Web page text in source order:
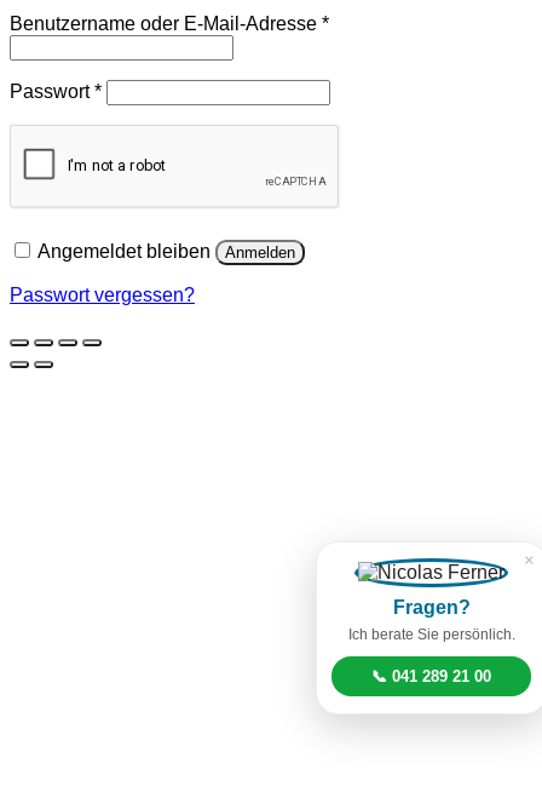
×
Fragen?
Ich berate Sie persönlich.
📞 041 289 21 00
Benutzername oder E-Mail-Adresse *Erforderlich
Passwort*Erforderlich
Angemeldet bleiben Anmelden
Passwort vergessen?